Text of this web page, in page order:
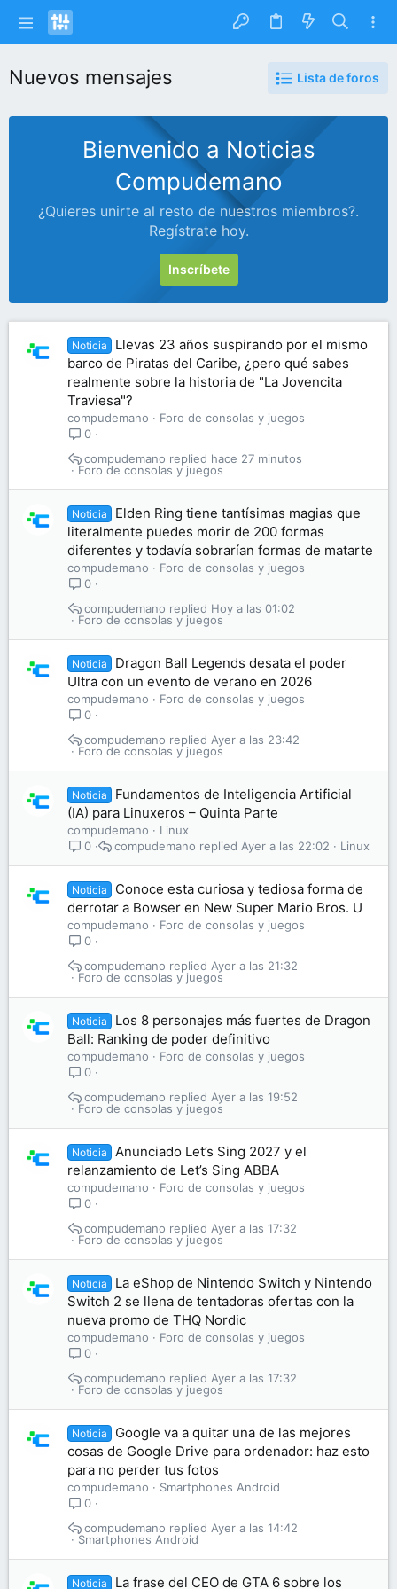
Nuevos mensajes Lista de foros
Bienvenido a Noticias
Compudemano
¿Quieres unirte al resto de nuestros miembros?.
Regístrate hoy.
Inscríbete
Noticia
Llevas 23 años suspirando por el mismo
barco de Piratas del Caribe, ¿pero qué sabes
realmente sobre la historia de "La Jovencita
Traviesa"?
compudemano
Foro de consolas y juegos
0
Foro de consolas y juegos
hace 27 minutos
compudemano
Noticia
Elden Ring tiene tantísimas magias que
literalmente puedes morir de 200 formas
diferentes y todavía sobrarían formas de matarte
compudemano
Foro de consolas y juegos
0
Foro de consolas y juegos
Hoy a las 01:02
compudemano
Noticia
Dragon Ball Legends desata el poder
Ultra con un evento de verano en 2026
compudemano
Foro de consolas y juegos
0
Foro de consolas y juegos
Ayer a las 23:42
compudemano
Noticia
Fundamentos de Inteligencia Artificial
(IA) para Linuxeros – Quinta Parte
compudemano
Linux
0
Linux
Ayer a las 22:02
compudemano
Noticia
Conoce esta curiosa y tediosa forma de
derrotar a Bowser en New Super Mario Bros. U
compudemano
Foro de consolas y juegos
0
Foro de consolas y juegos
Ayer a las 21:32
compudemano
Noticia
Los 8 personajes más fuertes de Dragon
Ball: Ranking de poder definitivo
compudemano
Foro de consolas y juegos
0
Foro de consolas y juegos
Ayer a las 19:52
compudemano
Noticia
Anunciado Let’s Sing 2027 y el
relanzamiento de Let’s Sing ABBA
compudemano
Foro de consolas y juegos
0
Foro de consolas y juegos
Ayer a las 17:32
compudemano
Noticia
La eShop de Nintendo Switch y Nintendo
Switch 2 se llena de tentadoras ofertas con la
nueva promo de THQ Nordic
compudemano
Foro de consolas y juegos
0
Foro de consolas y juegos
Ayer a las 17:32
compudemano
Noticia
Google va a quitar una de las mejores
cosas de Google Drive para ordenador: haz esto
para no perder tus fotos
compudemano
Smartphones Android
0
Smartphones Android
Ayer a las 14:42
compudemano
Noticia La frase del CEO de GTA 6 sobre los